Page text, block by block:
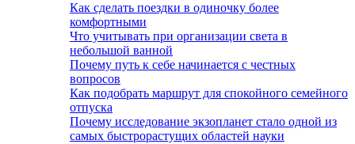
Как сделать поездки в одиночку более
комфортными
Что учитывать при организации света в
небольшой ванной
Почему путь к себе начинается с честных
вопросов
Как подобрать маршрут для спокойного семейного
отпуска
Почему исследование экзопланет стало одной из
самых быстрорастущих областей науки